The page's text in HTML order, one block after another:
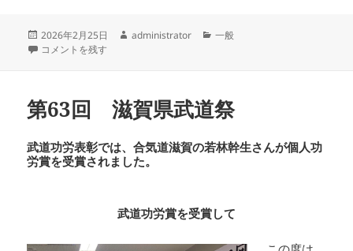
投
稿
2026年2月25日
作
administrator
カ
一般
県立武道館合気道教室講師追加募集 に
コメントを残す
第63回 滋賀県武道祭
武道功労表彰では、合気道滋賀の若林幹生さんが個人功
労賞を受賞されました。
武道功労賞を受賞して